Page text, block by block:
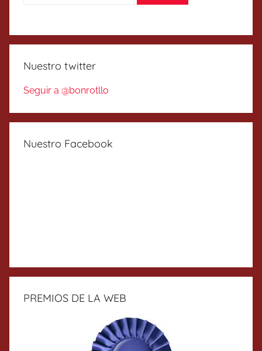
Nuestro twitter
Seguir a @bonrotllo
Nuestro Facebook
PREMIOS DE LA WEB